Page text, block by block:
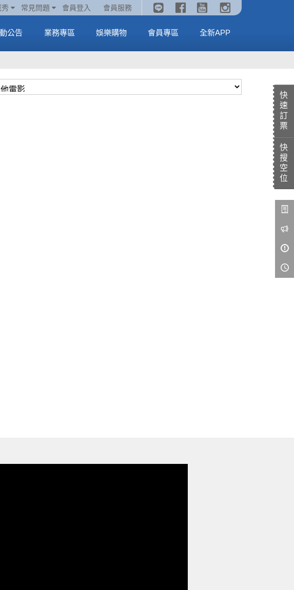
常見問題 會員登入 會員服務
《橡樹街
》
火熱預售中《汪汪隊立大功：恐龍大電影》
電影套餐
熱賣中
《劇場版吉伊卡哇》🥤威秀獨家電影套餐🥤
全台熱賣中
MORE
公告 業務專區 娛樂購物 會員專區 全新APP
快
速
訂
票
快
搜
空
位